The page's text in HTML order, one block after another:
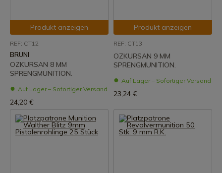
Produkt anzeigen
REF: CT12
BRUNI
OZKURSAN 8 MM
SPRENGMUNITION.
Auf Lager – Sofortiger Versand
24,20 €
Produkt anzeigen
REF: CT13
OZKURSAN 9 MM
SPRENGMUNITION.
Auf Lager – Sofortiger Versand
23,24 €